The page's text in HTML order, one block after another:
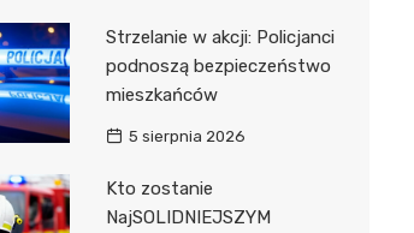
Strzelanie w akcji: Policjanci
podnoszą bezpieczeństwo
mieszkańców
5 sierpnia 2026
Kto zostanie
NajSOLIDNIEJSZYM